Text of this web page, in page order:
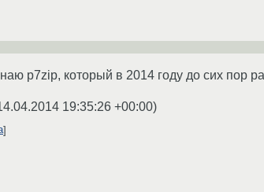
p7zip, который в 2014 году до сих пор
19:35:26 +00:00)